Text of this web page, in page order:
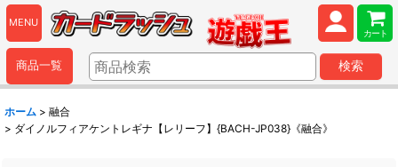
MENU
カート
商品一覧 検索
ホーム > 融合
> ダイノルフィアケントレギナ【レリーフ】{BACH-JP038}《融合》